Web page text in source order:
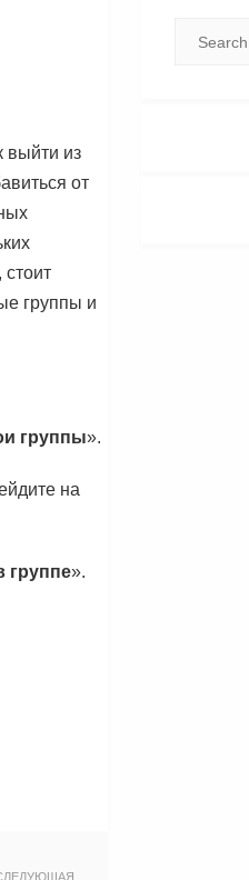
выйти из
от
группы и
группы».
на
группе».